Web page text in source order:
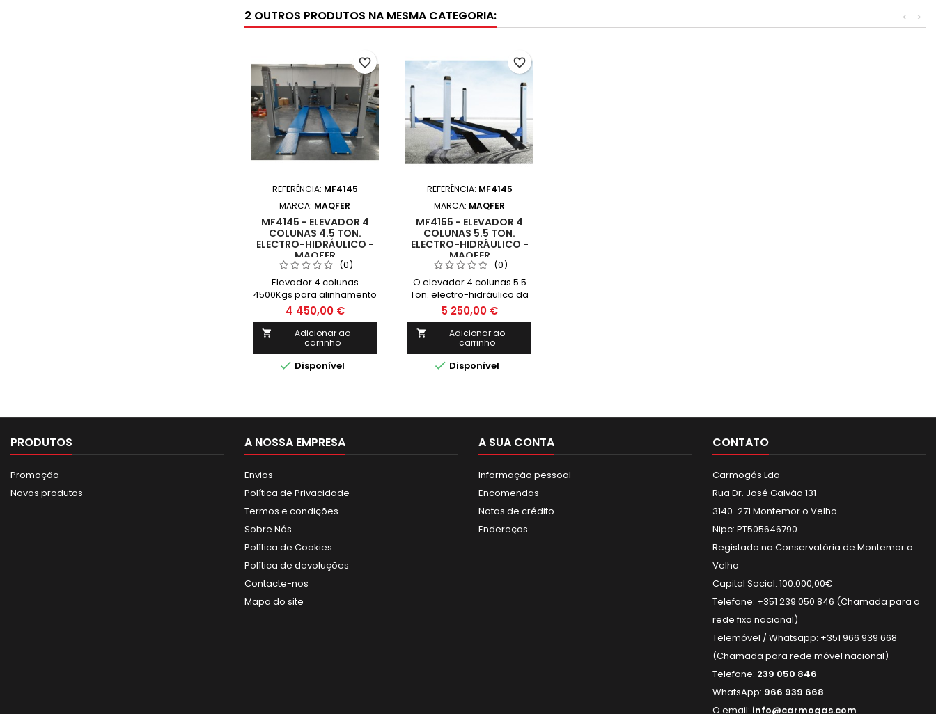
2 OUTROS PRODUTOS NA MESMA CATEGORIA: >
<
REFERÊNCIA: MF4145
MARCA: MAQFER
MF4145 - ELEVADOR 4
COLUNAS 4.5 TON.
ELECTRO-HIDRÁULICO -
MAQFER
(0)
Elevador 4 colunas
4500Kgs para alinhamento
Trifásico
4 450,00 €

Adicionar ao
carrinho
 Disponível
favorite_border
REFERÊNCIA: MF4145
MARCA: MAQFER
MF4155 - ELEVADOR 4
COLUNAS 5.5 TON.
ELECTRO-HIDRÁULICO -
MAQFER
(0)
O elevador 4 colunas 5.5
Ton. electro-hidráulico da
marca MAQFER, modelo
MF4155, é a solução ideal
para oficinas e centros
automotivos que
necessitam de um
equipamento robusto e
e segurança garantidas,
agilidade e eficiência nos
processos de manutenção
e reparo...
5 250,00 €

Adicionar ao
carrinho
 Disponível
favorite_border
PRODUTOS
Promoção
Novos produtos
A NOSSA EMPRESA
Envios
Política de Privacidade
Termos e condições
Sobre Nós
Política de Cookies
Política de devoluções
Contacte-nos
Mapa do site
A SUA CONTA
Informação pessoal
Encomendas
Notas de crédito
Endereços
CONTATO
Carmogás Lda
Rua Dr. José Galvão 131
3140-271 Montemor o Velho
Nipc: PT505646790
Registado na Conservatória de Montemor o
Velho
Capital Social: 100.000,00€
Telefone: +351 239 050 846 (Chamada para a
rede fixa nacional)
Telemóvel / Whatsapp: +351 966 939 668
(Chamada para rede móvel nacional)
Telefone: 239 050 846
WhatsApp: 966 939 668
O email: info@carmogas.com